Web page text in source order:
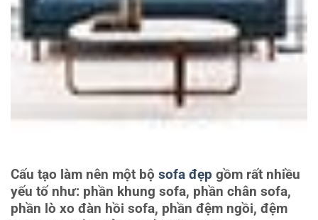
Cấu tạo làm nên một bộ sofa đẹp gồm rất nhiều
yếu tố như: phần khung sofa, phần chân sofa,
phần lò xo đàn hồi sofa, phần đệm ngồi, đệm